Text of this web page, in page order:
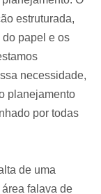
estruturada,
papel e os
necessidade,
planejamento
por todas
de uma
falava de